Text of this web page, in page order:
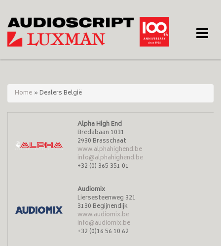
Toggle
Home »Dealers België
Alpha High End
Bredabaan 1031
2930 Brasschaat
www.alphahighend.be
info@alphahighend.be
+32 (0) 365 351 01
Audiomix
Liersesteenweg 321
3130 Begijnendijk
www.audiomix.be
info@audiomix.be
+32 (0)16 56 10 62